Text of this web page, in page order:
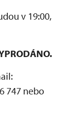
v 19:00,
747 nebo